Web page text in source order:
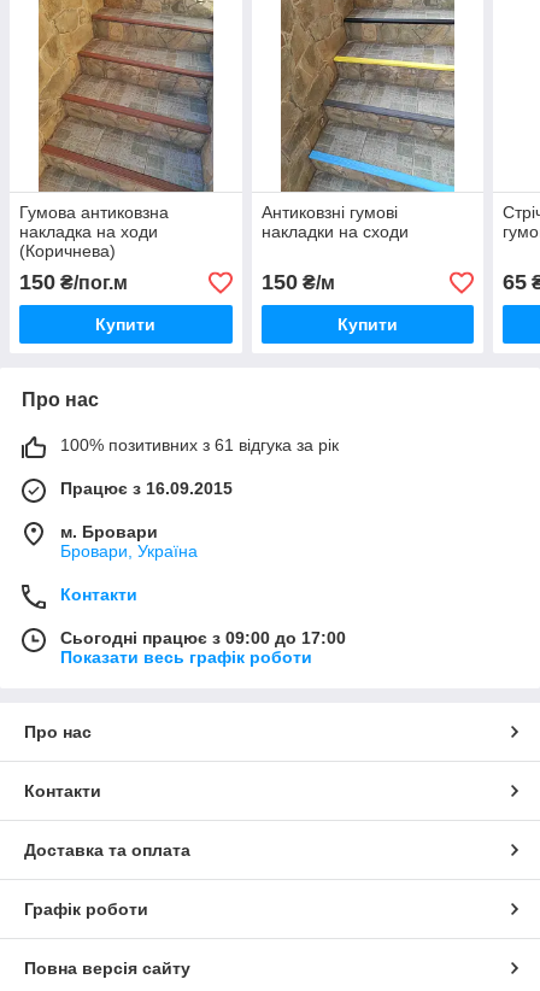
Гумова антиковзна
накладка на ходи
(Коричнева)
150 ₴/пог.м
Купити
Антиковзні гумові
накладки на сходи
150₴/м
Купити
65
Про нас
100% позитивних з 61 відгука за рік
Працює з 16.09.2015
м. Бровари
Бровари, Україна
Контакти
Сьогодні працює з 09:00 до 17:00
Показати весь графік роботи
Про нас
Контакти
Доставка та оплата
Графік роботи
Повна версія сайту